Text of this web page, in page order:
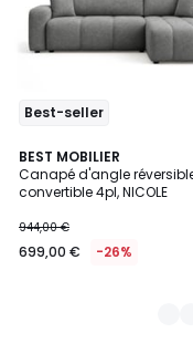
Best-seller
BEST MOBILIER
Canapé d'angle
convertible 4pl, NICOLE
944,00 €
699,00 € -26%
7
Couleurs